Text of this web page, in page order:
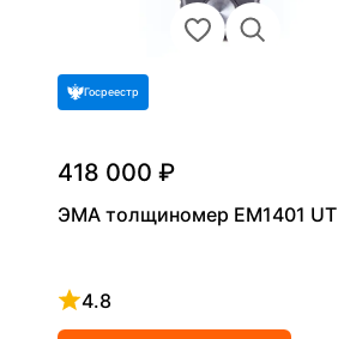
Госреестр
418 000 ₽
ЭМА толщиномер EM1401 UT
4.8
Рейтинг 4.8 из 5